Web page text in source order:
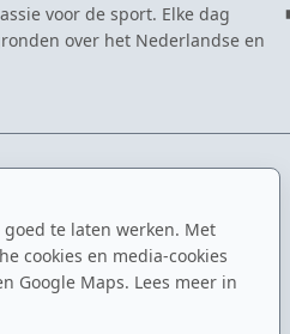
te laten werken. Met
cookies en media-cookies
Google Maps. Lees meer in
voor de sport. Elke dag
over het Nederlandse en
Eredivisie
NK Badminton
Dutch Open
Zomerbadminton